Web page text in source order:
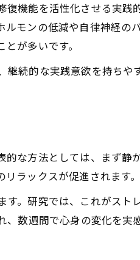
機能を活性化させる実践
モンの低減や自律神経の
が多いです。
続的な実践意欲を持ちや
な方法としては、まず静
ラックスが促進されます。
。研究では、これがスト
数週間で心身の変化を実